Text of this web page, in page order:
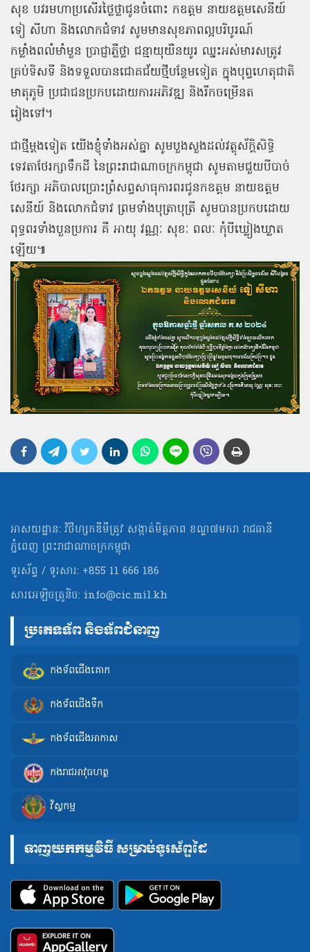
សុខ បវរមហាប្រសើរថ្លៃថ្លាជូនចំពោះ កឧត្ដម នាយឧត្ដមសេនីយ៍
ទៀ សីហា និងលោកជំទាវ សូមមានសុខភាពល្អបរិបូរណ៍
កម្លាំងពលំមាំមួន ប្រាជ្ញាភ្លឺថ្លា ជន្មាយុយឺនយូរ ឈ្នះអស់មារសត្រូវ
គ្រប់ទិសទី និងទទួលបានជោគជ័យថ្មីបន្ថែមទៀត ក្នុងបុព្វហេតុជាតិ
មាតុភូមិ ប្រជាជនប្រកបដោយការអភិវឌ្ឍ និងរីកចម្រើនត
រៀងទៅ។
ជាថ្មីម្ដងទៀត យើងខ្ញុំទាំងអស់គ្នា សូមបួងសួងដល់វត្ថុស័ក្តិសិទ្ធិ
ទេវតាថែរក្សាទឹកដី នៃព្រះរាជាណាចក្រកម្ពុជា សូមតាមជួយបីបាច់
ថែរក្សា អភិបាលប្រោះព្រំសព្ទសាធុការពរជូនកឧត្ដម នាយឧត្ដម
សេនីយ៍ និងលោកជំទាវ ព្រមទាំងបុត្រាបុត្រី សូមបានប្រកបដោយ
ពុទ្ធពរទាំងបួនប្រការ គឺ អាយុ វណ្ណៈ សុខៈ ពលៈ កុំបីឃ្លៀងឃ្លាត
ឡើយ៕
អាសយដ្ឋាន: វិថីហ្សកឌីមីត្រូវ សង្កាត់មិត្ដភាព ខណ្ឌ៧មករា រាជធានី
ភ្នំពេញ ព្រះរាជាណាចក្រកម្ពុជា
ទូរស័ព្ទ / ទូរសារ: +855 11 666 186
សារអេឡិចត្រូនិច: info@cic.mil.kh
ប្រភេទទ័ព និងទ័ពជំនាញ
កងទ័ពជើងគោក
កងទ័ពជើងទឹក
កងទ័ពជើងអាកាស
កងរាជអាវុធហត្ថ
វិស្វកម្ម
ទាញយកកម្មវិធី សម្រាប់ទូរស័ព្ទដៃ